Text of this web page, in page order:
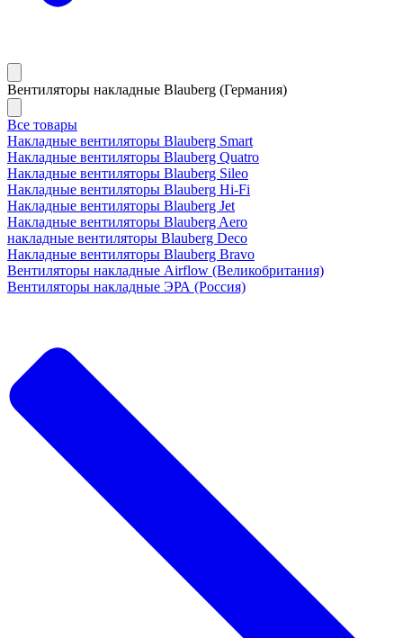
Вентиляторы накладные Blauberg (Германия)
Все товары
Накладные вентиляторы Blauberg Smart
Накладные вентиляторы Blauberg Quatro
Накладные вентиляторы Blauberg Sileo
Накладные вентиляторы Blauberg Hi-Fi
Накладные вентиляторы Blauberg Jet
Накладные вентиляторы Blauberg Aero
накладные вентиляторы Blauberg Deco
Накладные вентиляторы Blauberg Bravo
Вентиляторы накладные Airflow (Великобритания)
Вентиляторы накладные ЭРА (Россия)